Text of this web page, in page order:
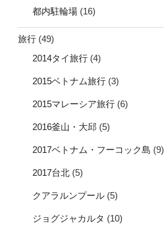
都内駐輪場 (16)
旅行 (49)
2014タイ旅行 (4)
2015ベトナム旅行 (3)
2015マレーシア旅行 (6)
2016釜山・大邱 (5)
2017ベトナム・フーコック島 (9)
2017台北 (5)
クアラルンプール (5)
ジョグジャカルタ (10)